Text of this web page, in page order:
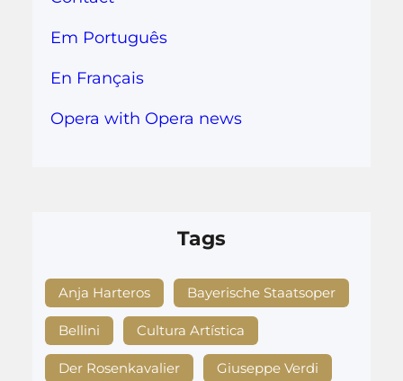
Em Português
En Français
Opera with Opera news
Tags
Anja Harteros Bayerische Staatsoper
Bellini Cultura Artística
Der Rosenkavalier Giuseppe Verdi